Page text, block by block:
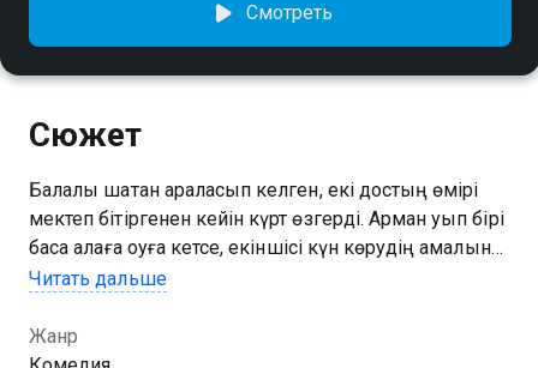
Смотреть
Сюжет
Балалық шақтан араласып келген, екі достың өмірі
мектеп бітіргенен кейін күрт өзгерді. Арман қуып бірі
басқа қалаға оқуға кетсе, екіншісі күн көрудің амалын
жасап жүреді.Түркістандықтардың арасында аңызға
бастайды. Дегенмен, ауыр жағдайға ұшыраған
қалалық жігіт өз туған жерінен, балалық шақтағы жақын
Читать дальше
Жанр